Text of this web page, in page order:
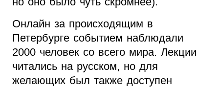
Онлайн за происходящим в
Петербурге событием наблюдали
2000 человек со всего мира. Лекции
читались на русском, но для
желающих был также доступен